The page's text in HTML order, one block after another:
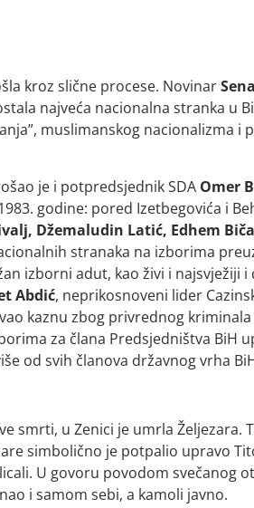
kroz slične procese. Novinar
najveća nacionalna stranka u
muslimanskog nacionalizma i
je i potpredsjednik SDA Omer
godine: pored Izetbegovića i
Džemaludin Latić, Edhem
stranaka na izborima
izborni adut, kao živi i najsvježiji
Abdić, neprikosnoveni lider
kaznu zbog privrednog
za člana Predsjedništva BiH
od svih članova državnog vrha
smrti, u Zenici je umrla Željezara.
simbolično je potpalio upravo
U govoru povodom svečanog
i samom sebi, a kamoli javno.